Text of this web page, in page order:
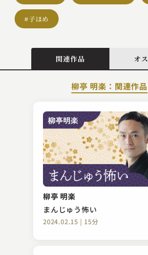
#子ほめ
関連作品 オ
柳亭 明楽：関連作品
柳亭 明楽
まんじゅう怖い
2024.02.15 | 15分
笑福亭 呂好
勘定板
2025.12.26 | 11分